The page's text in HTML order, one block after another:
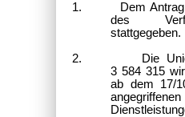
1. Dem Antrag
des
stattgegeben.
2. Die
3 584 315
ab dem 17/